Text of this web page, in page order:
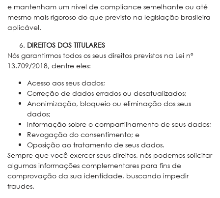
e mantenham um nível de compliance semelhante ou até
mesmo mais rigoroso do que previsto na legislação brasileira
aplicável.
DIREITOS DOS TITULARES
Nós garantirmos todos os seus direitos previstos na Lei n°
13.709/2018, dentre eles:
Acesso aos seus dados;
Correção de dados errados ou desatualizados;
Anonimização, bloqueio ou eliminação dos seus
dados;
Informação sobre o compartilhamento de seus dados;
Revogação do consentimento; e
Oposição ao tratamento de seus dados.
Sempre que você exercer seus direitos, nós podemos solicitar
algumas informações complementares para fins de
comprovação da sua identidade, buscando impedir
fraudes.